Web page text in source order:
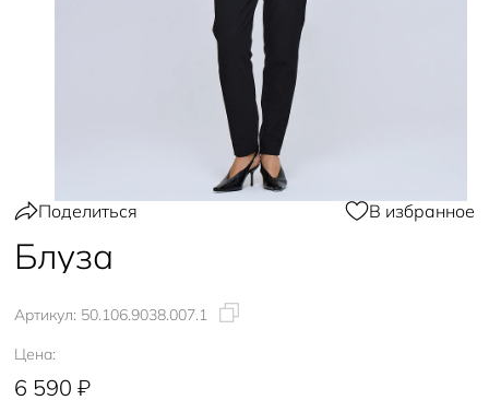
Поделиться В избранное
Блуза
Артикул: 50.106.9038.007.1
Цена:
6 590 ₽